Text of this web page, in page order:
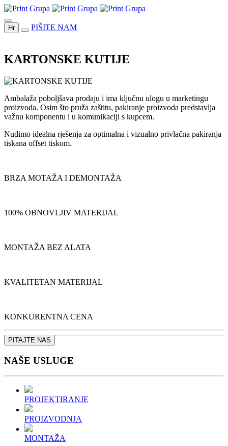
Hr PIŠITE NAM
KARTONSKE KUTIJE
Ambalaža poboljšava prodaju i ima ključnu ulogu u marketingu
proizvoda. Osim što pruža zaštitu, pakiranje proizvoda predstavlja
važnu komponentu i u komunikaciji s kupcem.
Nudimo idealna rješenja za optimalna i vizualno privlačna pakiranja
tiskana offset tiskom.
BRZA MOTAŽA I DEMONTAŽA
100% OBNOVLJIV MATERIJAL
MONTAŽA BEZ ALATA
KVALITETAN MATERIJAL
KONKURENTNA CENA
PITAJTE NAS
NAŠE USLUGE
PROJEKTIRANJE
PROIZVODNJA
MONTAŽA